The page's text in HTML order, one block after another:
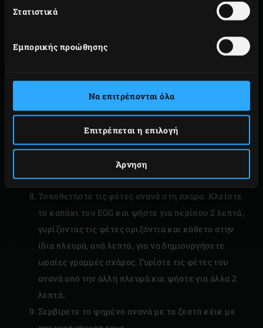
Στατιστικά
Εμπορικής προώθησης
Να επιτρέπονται όλα
Επιτρέπεται η επιλογή
Άρνηση
Τοποθετήστε τα ταψάκια φούρνου στο Half Moon
Ψήστε τα κέικ για περίπου 20 λεπτά. Εν τω μεταξύ,
μήκος. Αφαιρέστε τον σκληρό πυρήνα και κόψτε
κάθε κομμάτι σε λεπτές φέτες πάχους περίπου
μισού εκατοστού. Αφαιρέστε το κοτσάνι και τους
σπόρους από την κόκκινη πιπεριά και κόψτε την
στη μέση κατά μήκος (θα χρειαστείτε μόνο μισή
πιπεριά). Τρίψτε τις φέτες του ανανά με το
εσωτερικό της πιπεριάς.
Τοποθετήστε τις φέτες ανανά στη σχάρα. Κλείστε
το καπάκι του EGG και ψήστε για περίπου 2 λεπτά,
γυρίζοντας τις φέτες οριζόντια και κάθετα στην
ίδια πλευρά, ανά λεπτό, για να δημιουργήσετε
ωραίες γραμμές σχάρας. Γυρίστε τις φέτες του
ανανά από την άλλη πλευρά και ψήστε για άλλα 2
λεπτά.
Σερβίρετε το ψημένο ανανά με τα ζεστά κέικ με